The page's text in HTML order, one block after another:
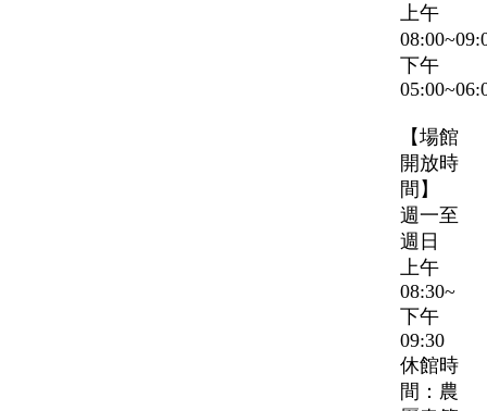
上午
下午
【場館
開放時
間】
週一至
週日
上午
08:30~
下午
09:30
休館時
間：農